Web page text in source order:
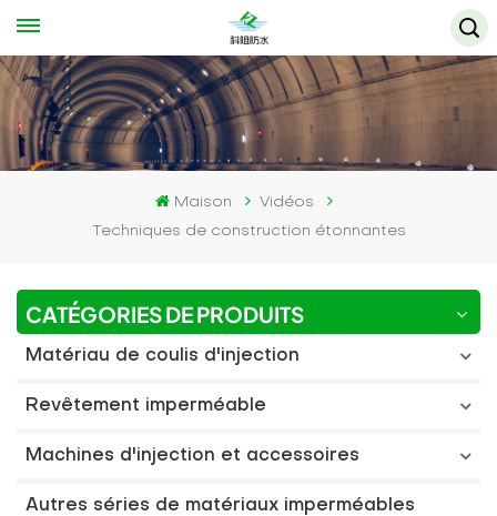
Maison
Vidéos
Techniques de construction étonnantes
CATÉGORIES DE PRODUITS
Matériau de coulis d'injection
Revêtement imperméable
Machines d'injection et accessoires
Autres séries de matériaux imperméables